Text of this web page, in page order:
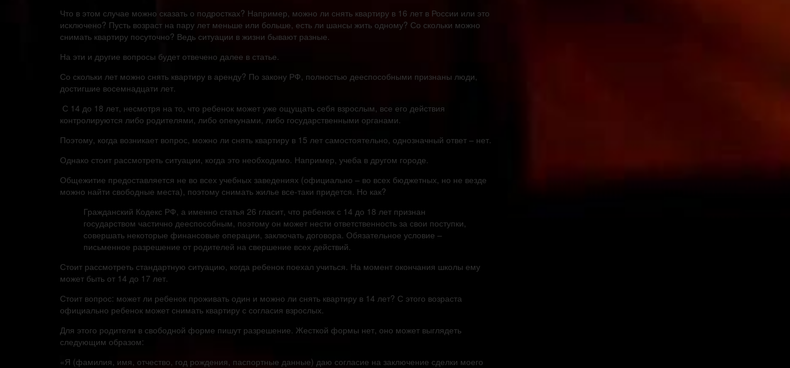
Что в этом случае можно сказать о подростках? Например, можно ли снять квартиру в 16 лет в России или это
исключено? Пусть возраст на пару лет меньше или больше, есть ли шансы жить одному? Со скольки можно
снимать квартиру посуточно? Ведь ситуации в жизни бывают разные.
На эти и другие вопросы будет отвечено далее в статье.
Со скольки лет можно снять квартиру в аренду? По закону РФ, полностью дееспособными признаны люди,
достигшие восемнадцати лет.
С 14 до 18 лет, несмотря на то, что ребенок может уже ощущать себя взрослым, все его действия
контролируются либо родителями, либо опекунами, либо государственными органами.
Поэтому, когда возникает вопрос, можно ли снять квартиру в 15 лет самостоятельно, однозначный ответ – нет.
Однако стоит рассмотреть ситуации, когда это необходимо. Например, учеба в другом городе.
Общежитие предоставляется не во всех учебных заведениях (официально – во всех бюджетных, но не везде
можно найти свободные места), поэтому снимать жилье все-таки придется. Но как?
Гражданский Кодекс РФ, а именно статья 26 гласит, что ребенок с 14 до 18 лет признан
государством частично дееспособным, поэтому он может нести ответственность за свои поступки,
совершать некоторые финансовые операции, заключать договора. Обязательное условие –
письменное разрешение от родителей на свершение всех действий.
Стоит рассмотреть стандартную ситуацию, когда ребенок поехал учиться. На момент окончания школы ему
может быть от 14 до 17 лет.
Стоит вопрос: может ли ребенок проживать один и можно ли снять квартиру в 14 лет? С этого возраста
официально ребенок может снимать квартиру с согласия взрослых.
Для этого родители в свободной форме пишут разрешение. Жесткой формы нет, оно может выглядеть
следующим образом:
«Я (фамилия, имя, отчество, год рождения, паспортные данные) даю согласие на заключение сделки моего